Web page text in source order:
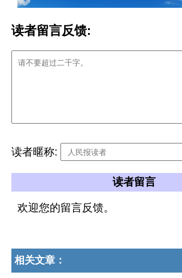
读者留言反馈:
读者暱称:
读者留言
欢迎您的留言反馈。
相关文章：